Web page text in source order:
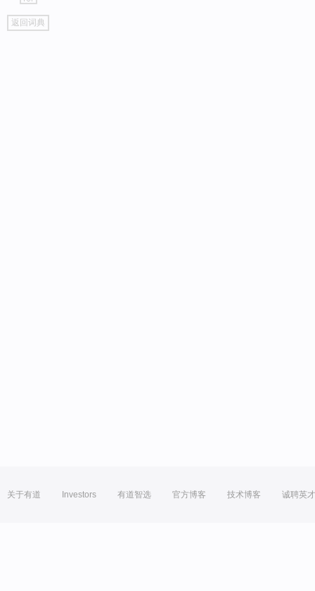
go
top
返回词典
关于有道 Investors 有道智选 官方博客 技术博客 诚聘英才